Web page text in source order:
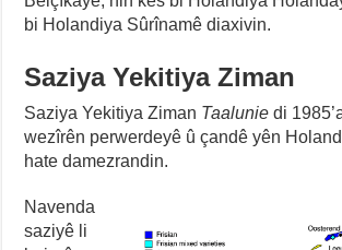
bi Holandiya Sûrînamê diaxivin.
Saziya Yekitiya Ziman
Saziya Yekitiya Ziman Taalunie di
wezîrên perwerdeyê û çandê yên
hate damezrandin.
Navenda
saziyê li